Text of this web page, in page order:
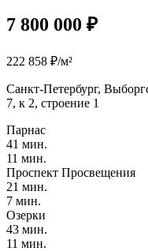
7 800 000 ₽
222 858 ₽/м²
Санкт-Петербург,
7, к 2, строение 1
Парнас
41 мин.
11 мин.
Проспект Просвещения
21 мин.
7 мин.
Озерки
43 мин.
11 мин.